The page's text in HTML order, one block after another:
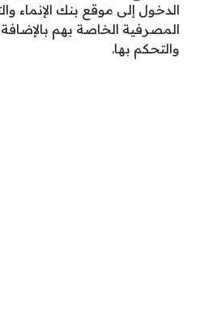
الدخول إلى موقع بنك الإنماء
المصرفية الخاصة بهم
والتحكم بها.